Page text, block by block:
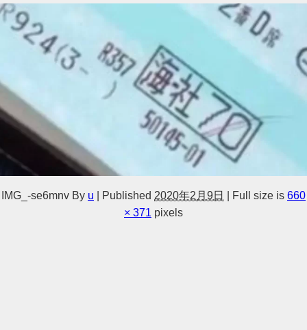
IMG_-se6mnv By u Published 2020年2月9日 Full size is 660
× 371
pixels